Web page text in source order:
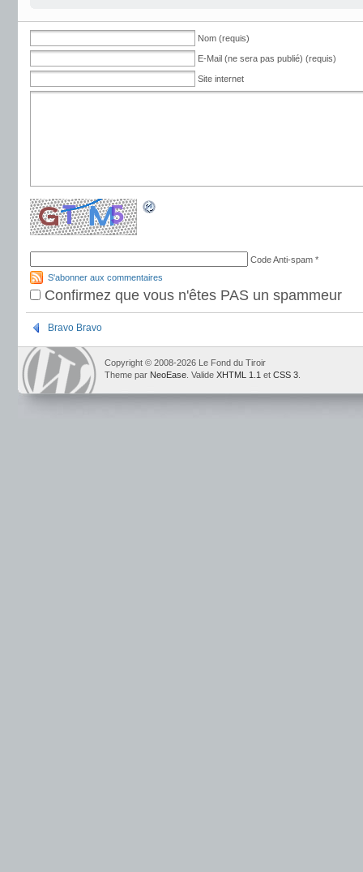
Nom (requis)
E-Mail (ne sera pas publié) (requis)
Site internet
Code Anti-spam *
S'abonner aux commentaires
Confirmez que vous n'êtes PAS un spammeur
Bravo Bravo
Copyright © 2008-2026 Le Fond du Tiroir
Theme par NeoEase . Valide XHTML 1.1 et CSS 3